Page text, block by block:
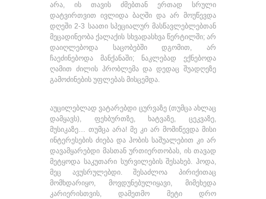
არა, ის თავის ძმებთან ერთად სრული
დატვირთვით ივლიდა ბაღში და არ მოუწევდა
დღეში 2-3 საათი სპეციალურ მასწავლებლებთან
მეცადინეობა ქალაქის სხვადასხვა წერტილში; არ
დაიღლებოდა საცობებში დგომით, არ
ჩაეძინებოდა მანქანაში; ნაკლებად ექნებოდა
ღამით ძილის პრობლემა და დედაც შუადღეზე
გამოძინების უფლებას მისცემდა.
აუცილებლად ვატარებდი ცურვაზე (თუმცა ახლაც
დამყავს), ფეხბურთზე, ხატვაზე, ცეკვაზე,
მუსიკაზე… თუმცა არა! მე კი არ მომიწევდა მისი
ინტერესების ძიება და ჰობის საშუალებით კი არ
დავამყარებდი მასთან ურთიერთობას, ის თავად
მეტყოდა საკუთარი სურვილების შესახებ. ჰოდა,
მეც ავუსრულებდი. შესაძლოა პირიქითაც
მომხდარიყო, მოვდუნებულიყავი, მიმეხედა
კარიერისთვის, დამეთმო მეტი დრო